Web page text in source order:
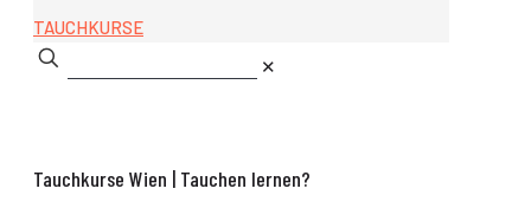
TAUCHKURSE
✕